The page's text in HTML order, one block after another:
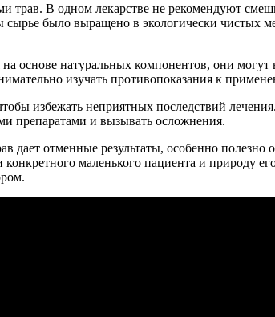
В одном лекарстве не рекомендуют
было выращено в экологически чистых
на основе натуральных компонентов, они
изучать противопоказания к
избежать неприятных последствий
препаратами и вызывать осложнения.
дает отменные результаты, особенно
конкретного маленького пациента и природу